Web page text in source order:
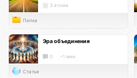
3 атома
Папка
Эра объединения
0 ~1 мин.
Статья